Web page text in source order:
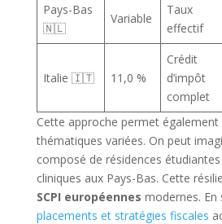
Pays-Bas
🇳🇱
Variable
Taux
effectif
Italie 🇮🇹 11,0 %
Crédit
d’impôt
complet
Cette approche permet également
thématiques variées. On peut
composé de résidences
cliniques aux Pays-Bas. Cette
SCPI européennes modernes. En
placements et stratégies fiscales